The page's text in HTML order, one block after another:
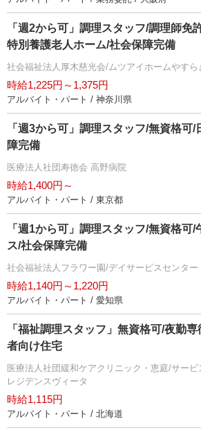
「週2から可」調理スタッフ/調理師免
特別養護老人ホーム/社会保障完備
社会福祉法人厚木慈光会/ムツアイホームやすら
時給1,225円～1,375円
アルバイト・パート / 神奈川県
「週3から可」調理スタッフ/無資格可
障完備
医療法人社団寿徳会 高野病院
時給1,400円～
アルバイト・パート / 東京都
「週1から可」調理スタッフ/無資格可
ス/社会保障完備
社会福祉法人フラワー園/デイサービスセンター
時給1,140円～1,220円
アルバイト・パート / 愛知県
「福祉調理スタッフ」無資格可/夜勤
者向け住宅
医療法人社団緩和ケアクリニック・恵庭/サー
レジデンスヴィータ
時給1,115円
アルバイト・パート / 北海道